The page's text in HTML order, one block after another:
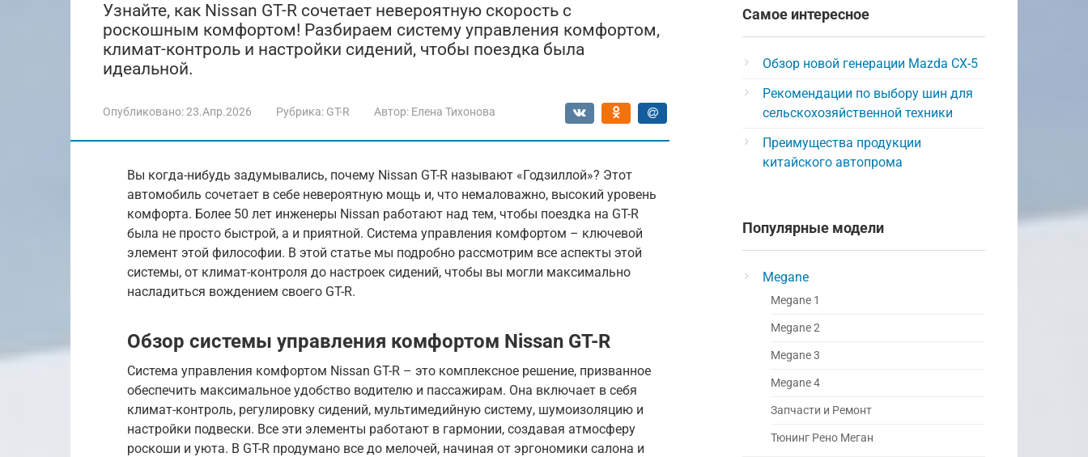
Узнайте, как Nissan GT-R сочетает невероятную скорость с
роскошным комфортом! Разбираем систему управления комфортом,
климат-контроль и настройки сидений, чтобы поездка была
идеальной.
Опубликовано:23.Апр.2026 Рубрика: GT-R Автор: Елена Тихонова
Вы когда-нибудь задумывались, почему Nissan GT-R называют «Годзиллой»? Этот
автомобиль сочетает в себе невероятную мощь и, что немаловажно, высокий уровень
комфорта. Более 50 лет инженеры Nissan работают над тем, чтобы поездка на GT-R
была не просто быстрой, а и приятной. Система управления комфортом – ключевой
элемент этой философии. В этой статье мы подробно рассмотрим все аспекты этой
системы, от климат-контроля до настроек сидений, чтобы вы могли максимально
насладиться вождением своего GT-R.
Обзор системы управления комфортом Nissan GT-R
Система управления комфортом Nissan GT-R – это комплексное решение, призванное
обеспечить максимальное удобство водителю и пассажирам. Она включает в себя
климат-контроль, регулировку сидений, мультимедийную систему, шумоизоляцию и
настройки подвески. Все эти элементы работают в гармонии, создавая атмосферу
роскоши и уюта. В GT-R продумано все до мелочей, начиная от эргономики салона и
Самое интересное
Обзор новой генерации Mazda CX-5
Рекомендации по выбору шин для
сельскохозяйственной техники
Преимущества продукции
китайского автопрома
Популярные модели
Megane
Megane 1
Megane 2
Megane 3
Megane 4
Запчасти и Ремонт
Тюнинг Рено Меган